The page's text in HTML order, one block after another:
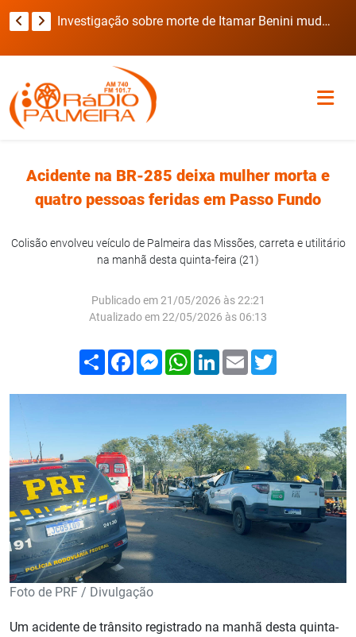
Viatura da Brigada Militar invade casa durante deslocamento para ocorrência com refém no RS Investigação sobre morte de Itamar Benini muda de rumo após laudo preliminar
Acidente na BR-285 deixa mulher morta e
quatro pessoas feridas em Passo Fundo
Colisão envolveu veículo de Palmeira das Missões, carreta e utilitário
na manhã desta quinta-feira (21)
Publicado em 21/05/2026 às 22:21
Atualizado em 22/05/2026 às 06:13
Compartilhar
FacebookMessenger
WhatsApp
LinkedIn
Email
Foto de PRF / Divulgação
Um acidente de trânsito registrado na manhã desta quinta-